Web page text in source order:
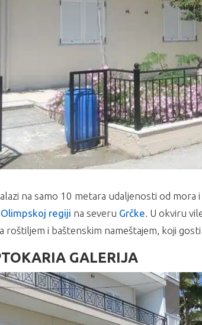
na samo 10 metara udaljenosti od mora
Olimpskoj regiji na severu Grčke. U okviru
i baštenskim nameštajem, koji
GALERIJA